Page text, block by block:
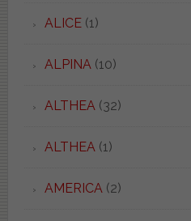
ALICE(1)
ALPINA(10)
ALTHEA(32)
ALTHEA(1)
AMERICA(2)